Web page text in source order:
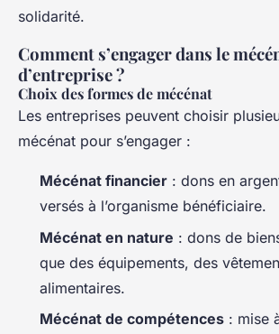
solidarité.
Comment s’engager dans le
d’entreprise ?
Choix des formes de mécénat
Les entreprises peuvent choisir
mécénat pour s’engager :
Mécénat financier : dons en
versés à l’organisme bénéficiaire.
Mécénat en nature : dons de
que des équipements, des
alimentaires.
Mécénat de compétences : mise